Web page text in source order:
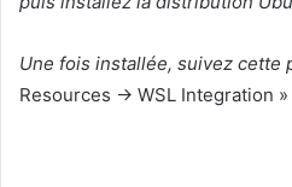
Une fois installée, suivez cette
Resources → WSL Integration